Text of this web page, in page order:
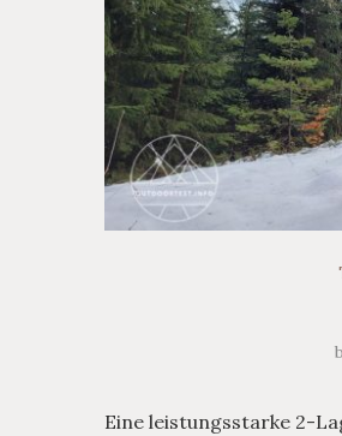
Eine leistungsstarke 2-